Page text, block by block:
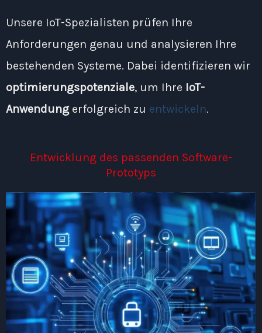
Unsere IoT-Spezialisten prüfen Ihre
Anforderungen genau und analysieren Ihre
bestehenden Systeme. Dabei identifizieren wir
optimierungspotenziale, um Ihre IoT-
Anwendungerfolgreich zu entwickeln.
Entwicklung des passenden Software-
Prototyps